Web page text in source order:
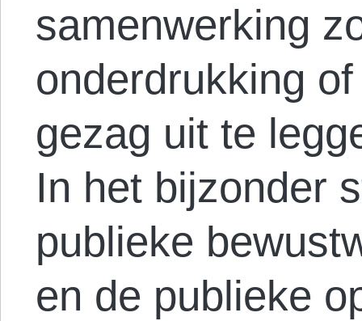
samenwerking
onderdrukking
gezag uit te
In het bijzonder
publieke
en de publieke